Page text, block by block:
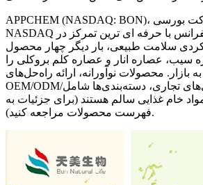
APPCHEM (NASDAQ: BON)، به عنوان تنها شرکت بورسی
NASDAQ در میان گروه کنفرانس با حرفه ای ترین تمرکز در
سلامت طبیعی، بار دیگر چهار محصول
سیب، عصاره انار و عصاره کلم بروکلی را
به بازار. محصولات نوآورانه، ارائه راه‌حل‌های
OEM/ODM/جامع و سایر همکاری‌های تجاری، دسته‌بندی‌ها شامل
خام غذایی سالم هستند (برای جزئیات به
فهرست محصولات مراجعه کنید).